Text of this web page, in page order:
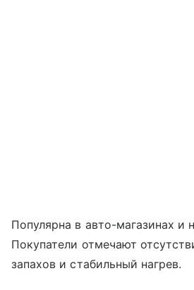
Популярна в авто-магазинах и
Покупатели отмечают
запахов и стабильный нагрев.